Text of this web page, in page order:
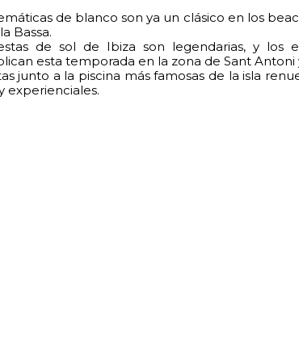
de blanco son ya un clásico en los
Bassa.
de sol de Ibiza son legendarias, y los
esta temporada en la zona de Sant Antoni
junto a la piscina más famosas de la isla
experienciales.